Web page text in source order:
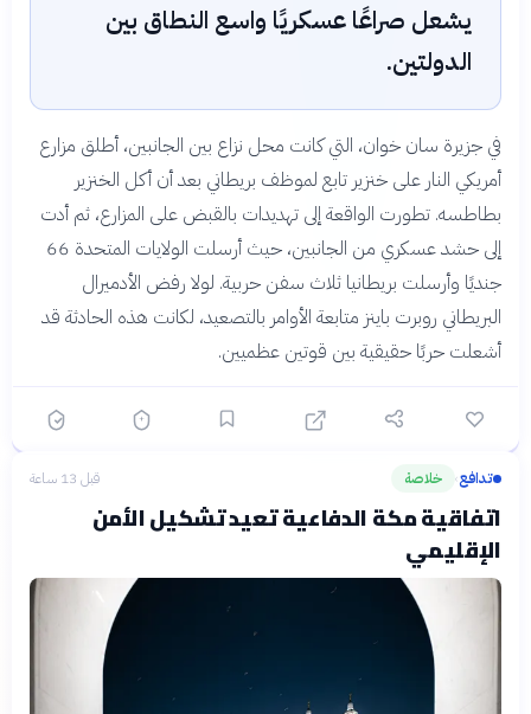
يشعل صراعًا عسكريًا واسع النطاق بين
الدولتين.
في جزيرة سان خوان، التي كانت محل نزاع بين الجانبين، أطلق مزارع
أمريكي النار على خنزير تابع لموظف بريطاني بعد أن أكل الخنزير
بطاطسه. تطورت الواقعة إلى تهديدات بالقبض على المزارع، ثم أدت
إلى حشد عسكري من الجانبين، حيث أرسلت الولايات المتحدة 66
جنديًا وأرسلت بريطانيا ثلاث سفن حربية. لولا رفض الأدميرال
البريطاني روبرت باينز متابعة الأوامر بالتصعيد، لكانت هذه الحادثة قد
أشعلت حربًا حقيقية بين قوتين عظميين.
تدافع› خلاصة قبل 13 ساعة
اتفاقية مكة الدفاعية تعيد تشكيل الأمن
الإقليمي